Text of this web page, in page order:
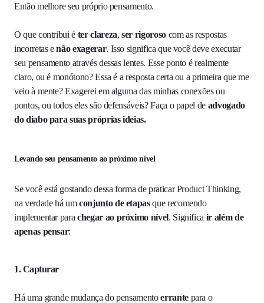
Então melhore seu próprio pensamento.
O que contribui é ter clareza,ser rigorosocom as respostas
incorretas enão exagerar. Isso significa que você deve executar
seu pensamento através dessas lentes. Esse ponto é realmente
claro, ou é monótono? Essa é a resposta certa ou a primeira que me
veio à mente? Exagerei em alguma das minhas conexões ou
pontos, ou todos eles são defensáveis? Faça o papel de advogado
do diabo para suas próprias ideias.
Levando seu pensamento ao próximo nível
Se você está gostando dessa forma de praticar Product Thinking,
na verdade há umconjunto de etapasque recomendo
implementar parachegar ao próximo nível. Significa ir além de
apenas pensar:
1. Capturar
Há uma grande mudança do pensamentoerrante para o